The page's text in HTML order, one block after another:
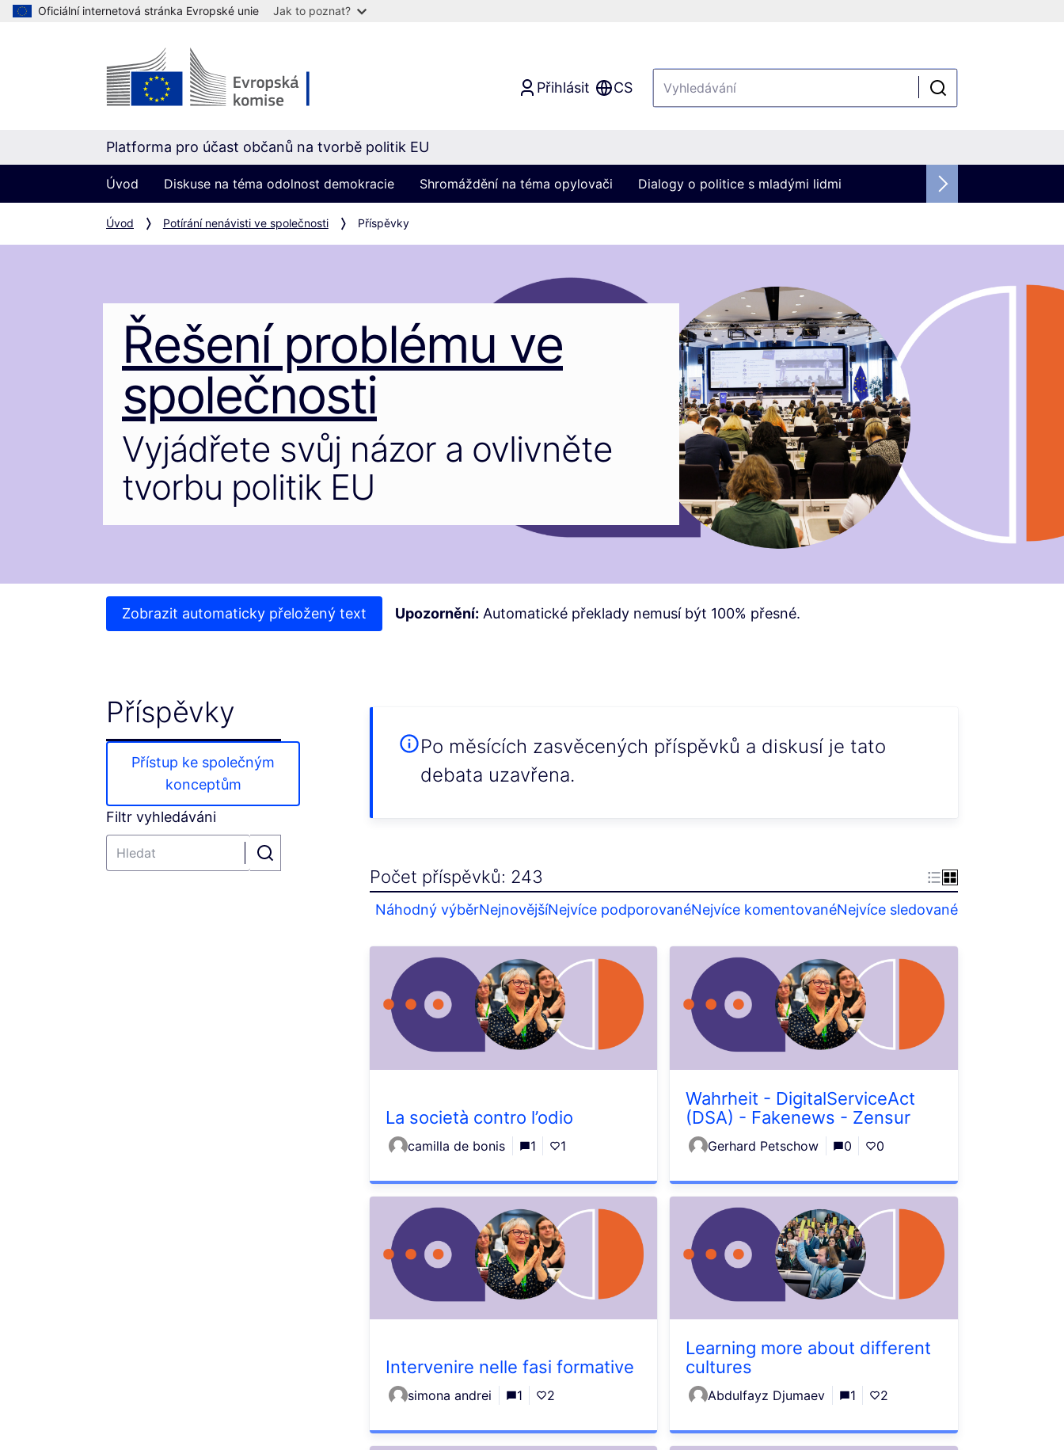
Oficiální internetová stránka Evropské unie Jak to poznat?
Přihlásit CS
Platforma pro účast občanů na tvorbě politik EU
Úvod Diskuse na téma odolnost demokracie Shromáždění na téma opylovači Dialogy o politice s mladými lidmi
Úvod Potírání nenávisti ve společnosti Příspěvky
Řešení problému ve
společnosti
Vyjádřete svůj názor a ovlivněte
tvorbu politik EU
Zobrazit automaticky přeložený text Upozornění: Automatické překlady nemusí být 100% přesné.
Příspěvky
Přístup ke společným
konceptům
Filtr vyhledáváni
Po měsících zasvěcených příspěvků a diskusí je tato
debata uzavřena.
Počet příspěvků: 243
Náhodný výběrNejnovějšíNejvíce podporovanéNejvíce komentovanéNejvíce sledované
La società contro l’odio
camilla de bonis 1 1
Wahrheit - DigitalServiceAct
(DSA) - Fakenews - Zensur
Gerhard Petschow 0 0
Intervenire nelle fasi formative
simona andrei 1 2
Learning more about different
cultures
Abdulfayz Djumaev 1 2